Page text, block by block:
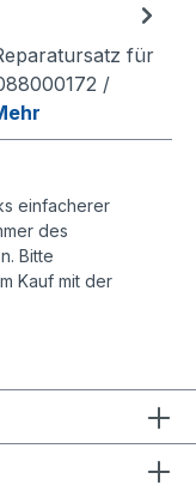
für
/
einfacherer
des
Bitte
Kauf mit der